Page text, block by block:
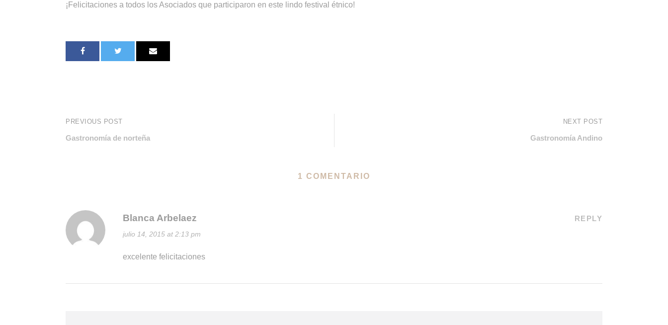
¡Felicitaciones a todos los Asociados que participaron en este lindo festival étnico!
PREVIOUS POST
Gastronomía de norteña
NEXT POST
Gastronomía Andino
1 COMENTARIO
Blanca Arbelaez
julio 14, 2015 at 2:13 pm
REPLY
excelente felicitaciones